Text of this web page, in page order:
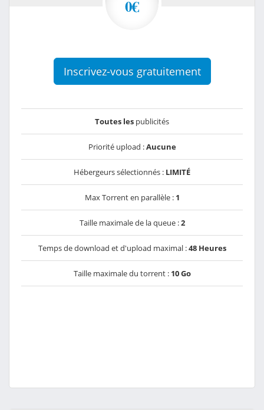
0€
Inscrivez-vous gratuitement
Toutes les publicités
Priorité upload :Aucune
Hébergeurs sélectionnés : LIMITÉ
Max Torrent en parallèle : 1
Taille maximale de la queue :2
Temps de download et d'upload maximal :48 Heures
Taille maximale du torrent : 10 Go